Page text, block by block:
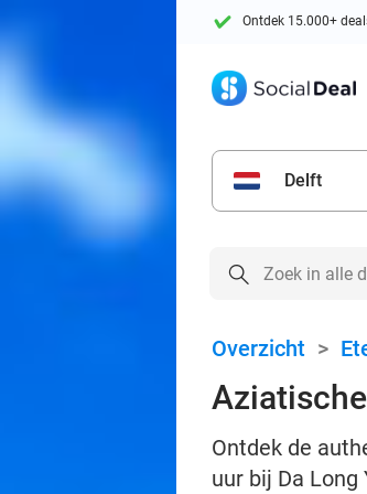
Ontdek 15.000+
Delft
Overzicht >
Ontdek de
uur bij Da